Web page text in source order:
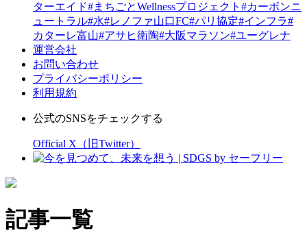
ターエイド#まちごとWellnessプロジェクト #カーボンニ
ュートラル#水#レノファ山口FC#パリ協定#インフラ#
カターレ富山#アサヒ衛陶#大阪マラソン#ユーグレナ
運営会社
お問い合わせ
プライバシーポリシー
利用規約
公式のSNSをチェックする
Official X（旧Twitter）
記事一覧